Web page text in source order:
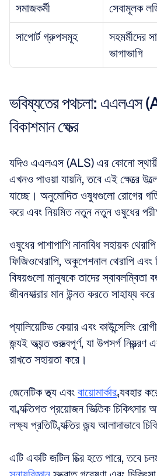
সমাজকর্মী
সেবামূলক
সাপোর্ট গ্রুপসমূহ
সহমর্মীদের
ভাগাভাগি
ভবিষ্যতের পথচলা: এএলএস
বিকাশমান ক্ষেত্র
যদিও এএলএস (ALS) এর কোনো স্থায়ী
এখনও পাওয়া যায়নি, তবে এই ক্ষেত্রে
যাচ্ছে। অনুমোদিত ওষুধগুলো রোগের
করে এবং নিয়মিত নতুন নতুন ওষুধের
ওষুধের পাশাপাশি নানাবিধ সহায়ক
ফিজিওথেরাপি, অকুপেশনাল থেরাপি এবং
বিষয়গুলো মানুষকে তাদের স্বাবলম্বিতা
জীবনযাত্রার মান উন্নত করতে সাহায্য
প্যালিয়েটিভ কেয়ার এবং কাউন্সেলিং
জন্যই অত্যন্ত গুরুত্বপূর্ণ, যা উপসর্গ
রাখতে সহায়তা করে।
জেনেটিক তথ্য এবং বায়োমার্কার ব্যবহার
বা ব্যক্তিগত প্রয়োজন ভিত্তিক চিকিৎসার
লক্ষ্য প্রতিটি ব্যক্তির জন্য আলাদাভাবে
এটি একটি জটিল চিত্র হতে পারে, তবে